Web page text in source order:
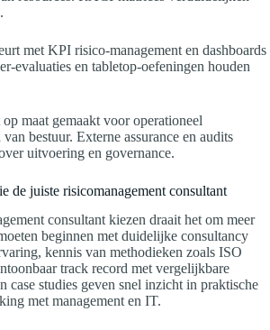
met KPI risico-management en dashboards
evaluaties en tabletop-oefeningen houden
maat gemaakt voor operationeel
bestuur. Externe assurance en audits
uitvoering en governance.
de juiste risicomanagement consultant
consultant kiezen draait het om meer
beginnen met duidelijke consultancy
kennis van methodieken zoals ISO
track record met vergelijkbare
case studies geven snel inzicht in praktische
met management en IT.